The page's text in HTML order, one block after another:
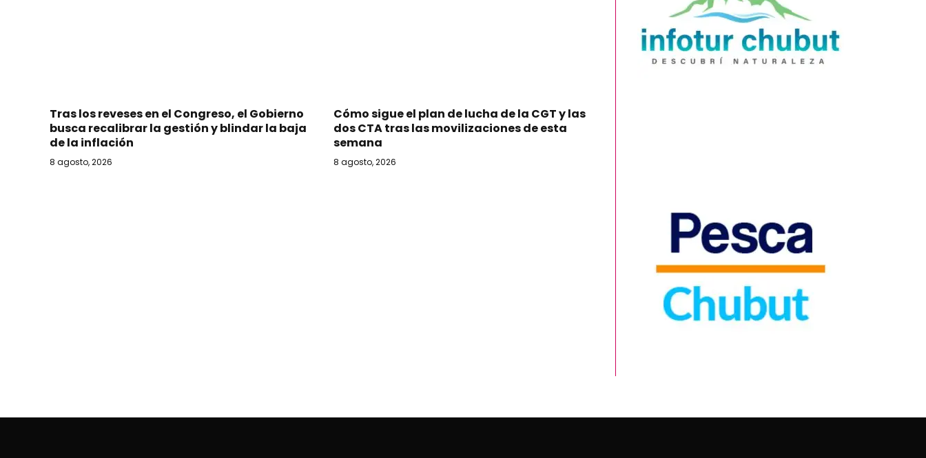
Tras los reveses en el Congreso, el Gobierno
busca recalibrar la gestión y blindar la baja
de la inflación
8 agosto, 2026
Cómo sigue el plan de lucha de la CGT y las
dos CTA tras las movilizaciones de esta
semana
8 agosto, 2026